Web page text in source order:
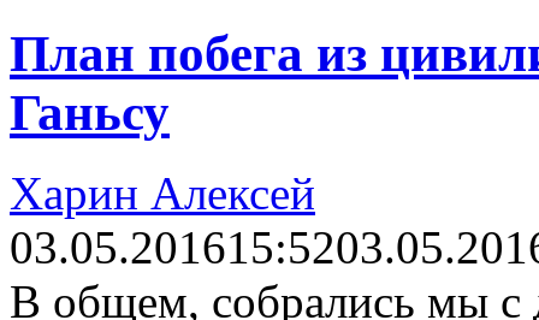
План побега из
Ганьсу
Харин Алексей
03.05.201615:52
В общем, собрались мы с